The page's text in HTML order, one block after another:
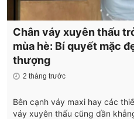
Chân váy xuyên thấu
mùa hè: Bí quyết mặc
thượng
2 tháng trước
Bên cạnh váy maxi hay các
váy xuyên thấu cũng dần